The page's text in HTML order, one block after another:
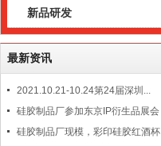
新品研发
最新资讯
2021.10.21-10.24第24届深圳...
硅胶制品厂参加东京IP衍生品展会
硅胶制品厂现模，彩印硅胶红酒杯